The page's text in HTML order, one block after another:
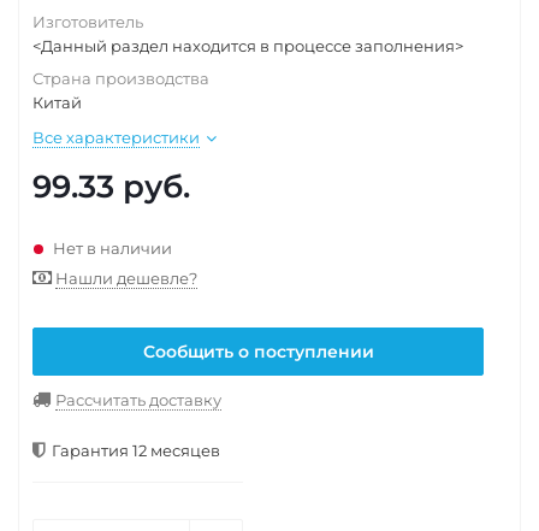
Изготовитель
<Данный раздел находится в процессе заполнения>
Страна производства
Китай
Все характеристики
99.33 руб.
Нет в наличии
Нашли дешевле?
Сообщить о поступлении
Рассчитать доставку
Гарантия 12 месяцев